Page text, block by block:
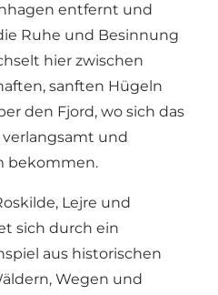
entfernt und
Ruhe und Besinnung
hier zwischen
sanften Hügeln
den Fjord, wo sich das
und
bekommen.
Lejre und
sich durch ein
aus historischen
Wegen und